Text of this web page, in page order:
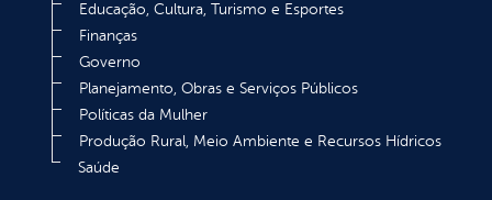
Educação, Cultura, Turismo e Esportes
Finanças
Governo
Planejamento, Obras e Serviços Públicos
Políticas da Mulher
Produção Rural, Meio Ambiente e Recursos Hídricos
Saúde